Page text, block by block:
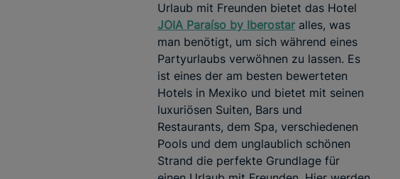
Urlaub mit Freunden bietet das Hotel
JOIA Paraíso by Iberostaralles, was
man benötigt, um sich während eines
Partyurlaubs verwöhnen zu lassen. Es
ist eines der am besten bewerteten
Hotels in Mexiko und bietet mit seinen
luxuriösen Suiten, Bars und
Restaurants, dem Spa, verschiedenen
Pools und dem unglaublich schönen
Strand die perfekte Grundlage für